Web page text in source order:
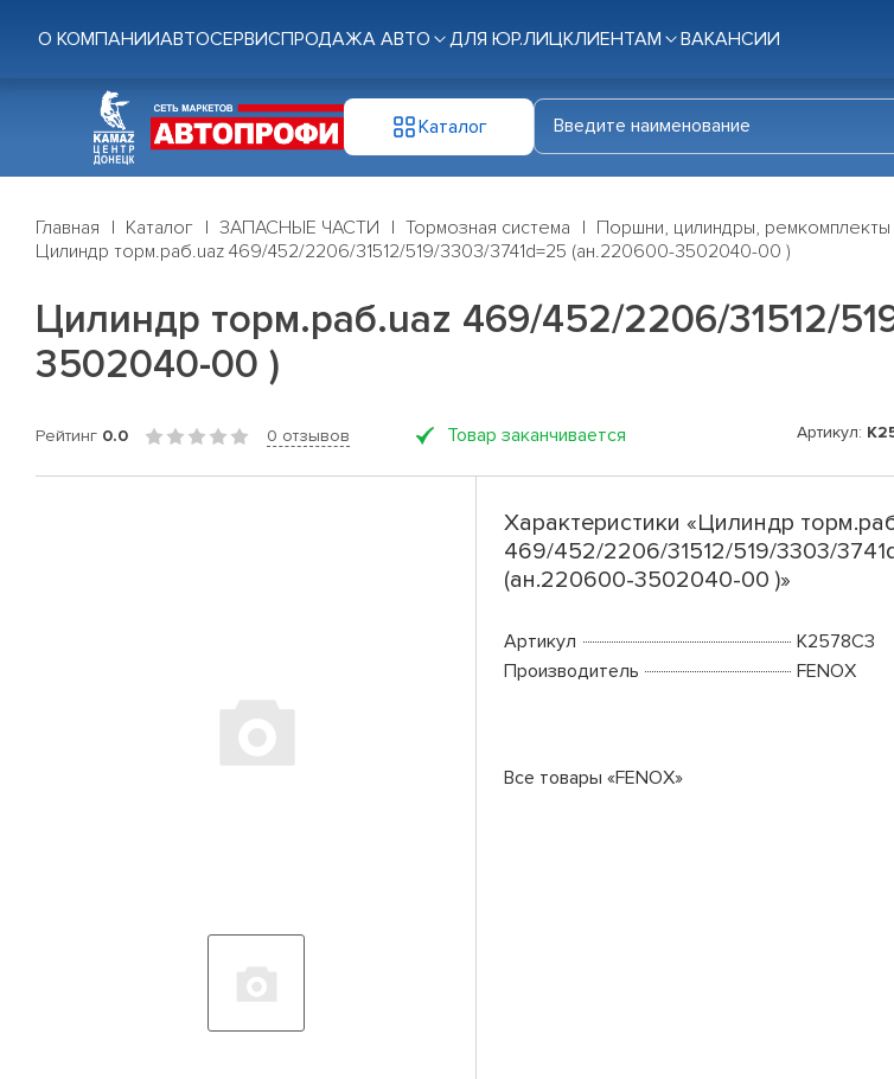
О КОМПАНИИАВТОСЕРВИСПРОДАЖА АВТО ДЛЯ ЮР.ЛИЦКЛИЕНТАМ ВАКАНСИИ
Каталог
Главная Каталог ЗАПАСНЫЕ ЧАСТИ Тормозная система
Поршни, цилиндры, ремкомплекты
Цилиндр торм.раб.uaz 469/452/2206/31512/519/3303/3741d=25 (ан.220600-3502040-00 )
Цилиндр торм.раб.uaz 469/452/2206/31512/
3502040-00 )
Рейтинг 0.0 0 отзывов Товар заканчивается Артикул:
Характеристики «Цилиндр
469/452/2206/31512/519/3303/
(ан.220600-3502040-00 )»
Артикул
K2578C3
Производитель
FENOX
Все товары «FENOX»